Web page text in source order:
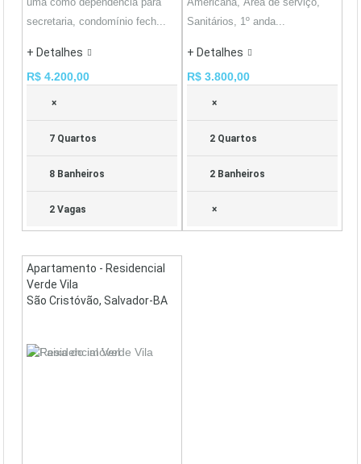
secretaria, condomínio fech...
+ Detalhes
R$ 4.200,00
×
7 Quartos
8 Banheiros
2 Vagas
Sanitários, 1º anda...
+ Detalhes
R$ 3.800,00
×
2 Quartos
2 Banheiros
×
Apartamento - Residencial
Verde Vila
São Cristóvão, Salvador-BA